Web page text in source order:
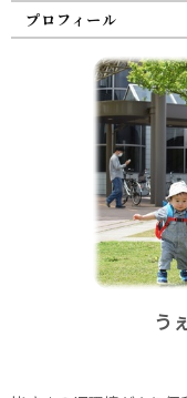
プロフィール
う